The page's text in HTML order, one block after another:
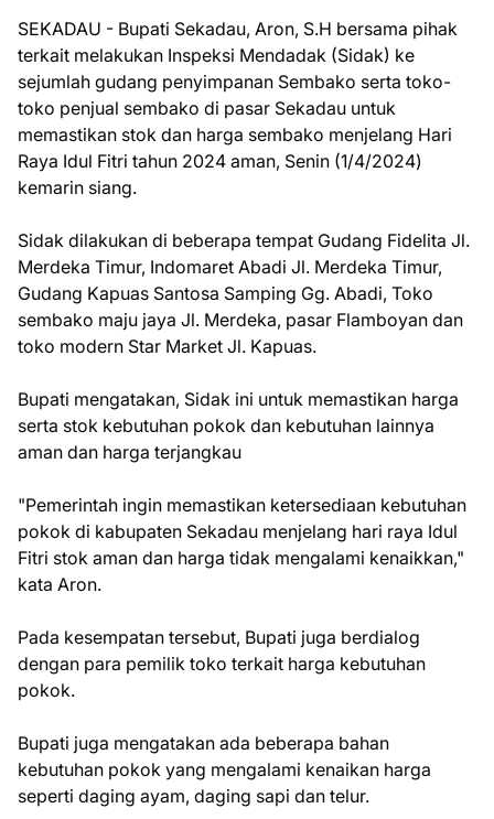
SEKADAU - Bupati Sekadau, Aron, S.H bersama pihak
terkait melakukan Inspeksi Mendadak (Sidak) ke
sejumlah gudang penyimpanan Sembako serta toko-
toko penjual sembako di pasar Sekadau untuk
memastikan stok dan harga sembako menjelang Hari
Raya Idul Fitri tahun 2024 aman, Senin (1/4/2024)
kemarin siang.
Sidak dilakukan di beberapa tempat Gudang Fidelita Jl.
Merdeka Timur, Indomaret Abadi Jl. Merdeka Timur,
Gudang Kapuas Santosa Samping Gg. Abadi, Toko
sembako maju jaya Jl. Merdeka, pasar Flamboyan dan
toko modern Star Market Jl. Kapuas.
Bupati mengatakan, Sidak ini untuk memastikan harga
serta stok kebutuhan pokok dan kebutuhan lainnya
aman dan harga terjangkau
"Pemerintah ingin memastikan ketersediaan kebutuhan
pokok di kabupaten Sekadau menjelang hari raya Idul
Fitri stok aman dan harga tidak mengalami kenaikkan,"
kata Aron.
Pada kesempatan tersebut, Bupati juga berdialog
dengan para pemilik toko terkait harga kebutuhan
pokok.
Bupati juga mengatakan ada beberapa bahan
kebutuhan pokok yang mengalami kenaikan harga
seperti daging ayam, daging sapi dan telur.